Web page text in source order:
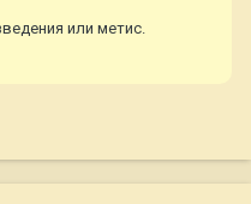
или метис.